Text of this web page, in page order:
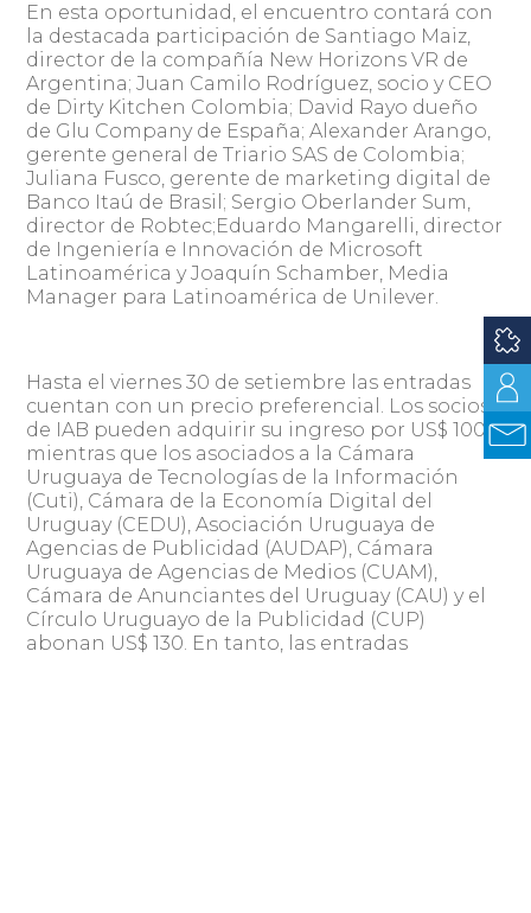
En esta oportunidad, el encuentro contará con
la destacada participación de Santiago Maiz,
director de la compañía New Horizons VR de
Argentina; Juan Camilo Rodríguez, socio y CEO
de Dirty Kitchen Colombia; David Rayo dueño
de Glu Company de España; Alexander Arango,
gerente general de Triario SAS de Colombia;
Juliana Fusco, gerente de marketing digital de
Banco Itaú de Brasil; Sergio Oberlander Sum,
director de Robtec;Eduardo Mangarelli, director
de Ingeniería e Innovación de Microsoft
Latinoamérica y Joaquín Schamber, Media
Manager para Latinoamérica de Unilever.
Hasta el viernes 30 de setiembre las entradas
cuentan con un precio preferencial. Los socios
de IAB pueden adquirir su ingreso por US$ 100,
mientras que los asociados a la Cámara
Uruguaya de Tecnologías de la Información
(Cuti), Cámara de la Economía Digital del
Uruguay (CEDU), Asociación Uruguaya de
Agencias de Publicidad (AUDAP), Cámara
Uruguaya de Agencias de Medios (CUAM),
Cámara de Anunciantes del Uruguay (CAU) y el
Círculo Uruguayo de la Publicidad (CUP)
abonan US$ 130. En tanto, las entradas